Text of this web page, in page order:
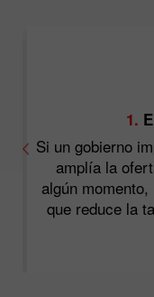
1.
Si un gobierno
amplía la
algún
que reduce la